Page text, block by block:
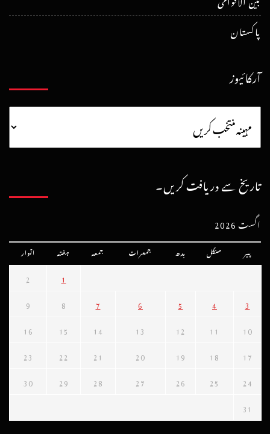
پاکستان
آرکائیوز
تاریخ سے دریافت کریں۔
اگست 2026
پیر منگل بدھ جمعرات جمعہ ہفتہ اتوار
1
2
3
4
5
6
7
8
9
10
11
12
13
14
15
16
17
18
19
20
21
22
23
24
25
26
27
28
29
30
31